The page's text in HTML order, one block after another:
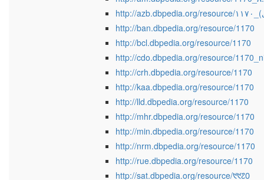
http://ban.dbpedia.org/resource/1170
http://bcl.dbpedia.org/resource/1170
http://cdo.dbpedia.org/resource/
http://crh.dbpedia.org/resource/1170
http://kaa.dbpedia.org/resource/1170
http://lld.dbpedia.org/resource/1170
http://mhr.dbpedia.org/resource/1170
http://min.dbpedia.org/resource/1170
http://nrm.dbpedia.org/resource/1170
http://rue.dbpedia.org/resource/1170
http://sat.dbpedia.org/resource/᱑᱑᱗᱐